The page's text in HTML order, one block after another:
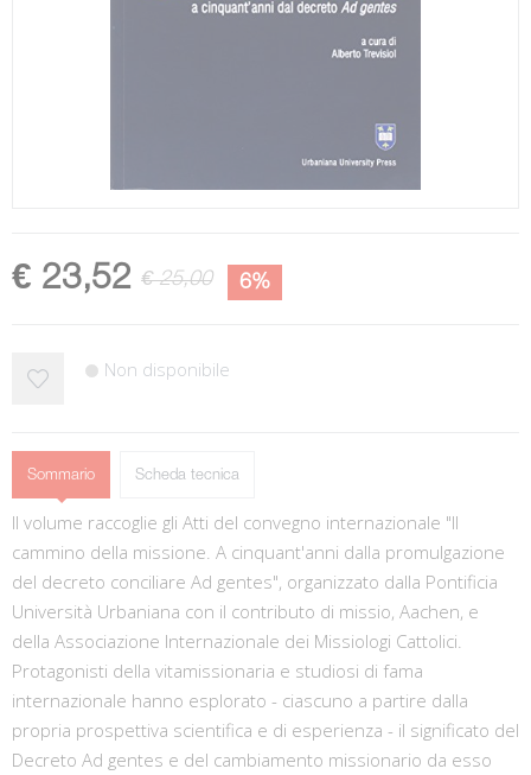
€ 23,52 € 25,00 6%
Non disponibile
Sommario Scheda tecnica
Il volume raccoglie gli Atti del convegno internazionale "Il
cammino della missione. A cinquant'anni dalla promulgazione
del decreto conciliare Ad gentes", organizzato dalla Pontificia
Università Urbaniana con il contributo di missio, Aachen, e
della Associazione Internazionale dei Missiologi Cattolici.
Protagonisti della vitamissionaria e studiosi di fama
internazionale hanno esplorato - ciascuno a partire dalla
propria prospettiva scientifica e di esperienza - il significato del
Decreto Ad gentes e del cambiamento missionario da esso